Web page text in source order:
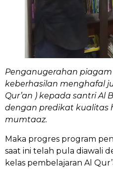
Penganugerahan
keberhasilan menghafal
Qur’an ) kepada santri Al
dengan predikat kualitas
mumtaaz.
Maka progres program
saat ini telah pula diawali
kelas pembelajaran Al